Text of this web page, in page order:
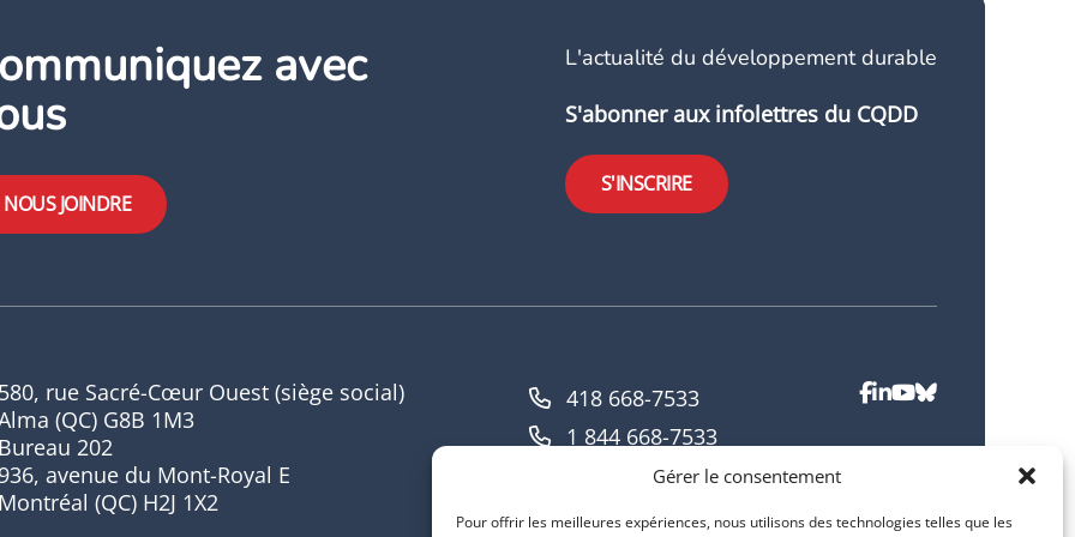
Gérer le consentement
Pour offrir les meilleures expériences, nous utilisons des technologies telles que les
avec
NOUS JOINDRE
L'actualité du développement durable
S'abonner aux infolettres du CQDD
S'INSCRIRE
rue Sacré-Cœur Ouest (siège social)
(QC) G8B 1M3
202
avenue du Mont-Royal E
(QC) H2J 1X2
418 668-7533
1 844 668-7533
info@cqdd.qc.ca